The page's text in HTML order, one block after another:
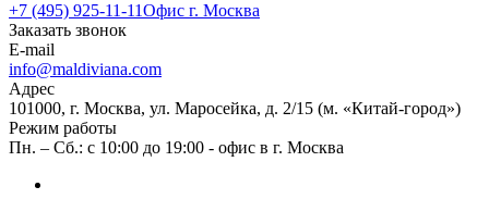
+7 (495) 925-11-11Офис г. Москва
Заказать звонок
E-mail
info@maldiviana.com
Адрес
101000, г. Москва, ул. Маросейка, д. 2/15 (м. «Китай-город»)
Режим работы
Пн. – Сб.: с 10:00 до 19:00 - офис в г. Москва